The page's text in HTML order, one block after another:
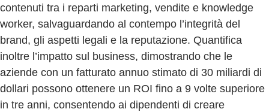
contenuti tra i reparti marketing, vendite e knowledge
worker, salvaguardando al contempo l’integrità del
brand, gli aspetti legali e la reputazione. Quantifica
inoltre l’impatto sul business, dimostrando che le
aziende con un fatturato annuo stimato di 30 miliardi di
dollari possono ottenere un ROI fino a 9 volte superiore
in tre anni, consentendo ai dipendenti di creare